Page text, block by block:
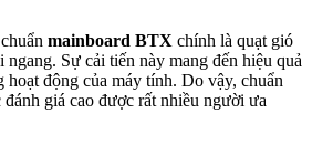
mainboard BTX chính là quạt gió
ngang. Sự cải tiến này mang đến hiệu quả
hoạt động của máy tính. Do vậy, chuẩn
giá cao được rất nhiều người ưa